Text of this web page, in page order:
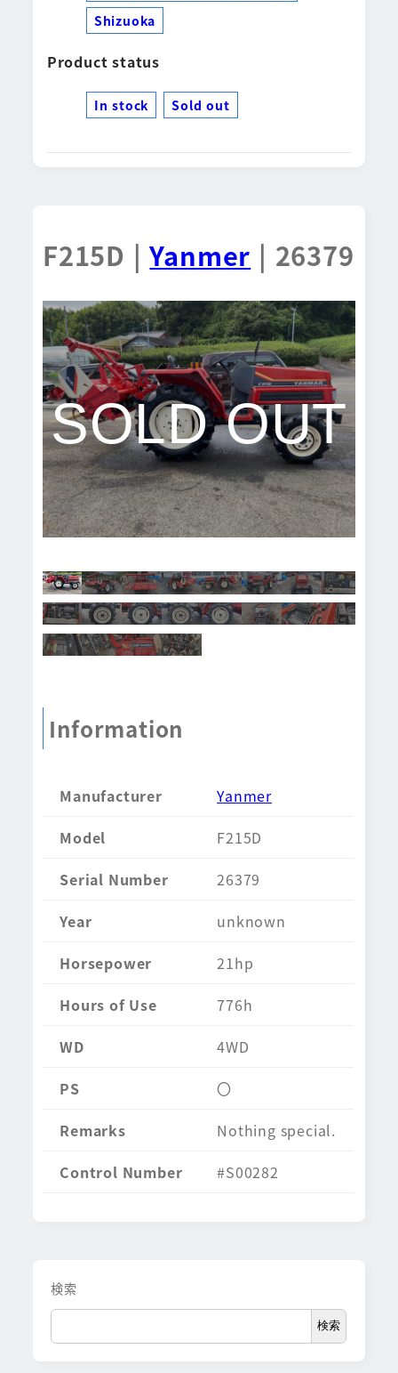
Shizuoka
Product status
In stock Sold out
F215D |Yanmer | 26379
SOLD OUT
Information
Manufacturer
Yanmer
Model
F215D
Serial Number
26379
Year
unknown
Horsepower
21hp
Hours of Use
776h
WD
4WD
PS
〇
Remarks
Nothing special.
Control Number
#S00282
検索
検索